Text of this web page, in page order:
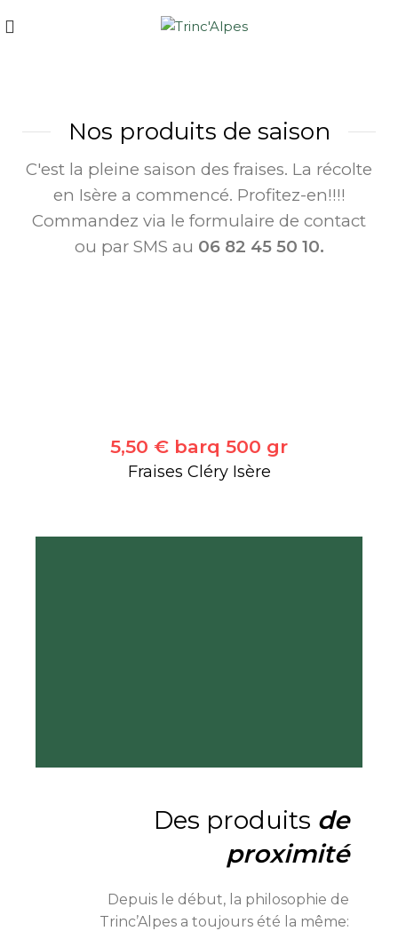
Nos produits de saison
C'est la pleine saison des fraises. La récolte
en Isère a commencé. Profitez-en!!!!
Commandez via le formulaire de contact
ou par SMS au 06 82 45 50 10.
5,50 € barq 500 gr
Fraises Cléry Isère
Des produits de
proximité
Depuis le début, la philosophie de
Trinc’Alpes a toujours été la même: